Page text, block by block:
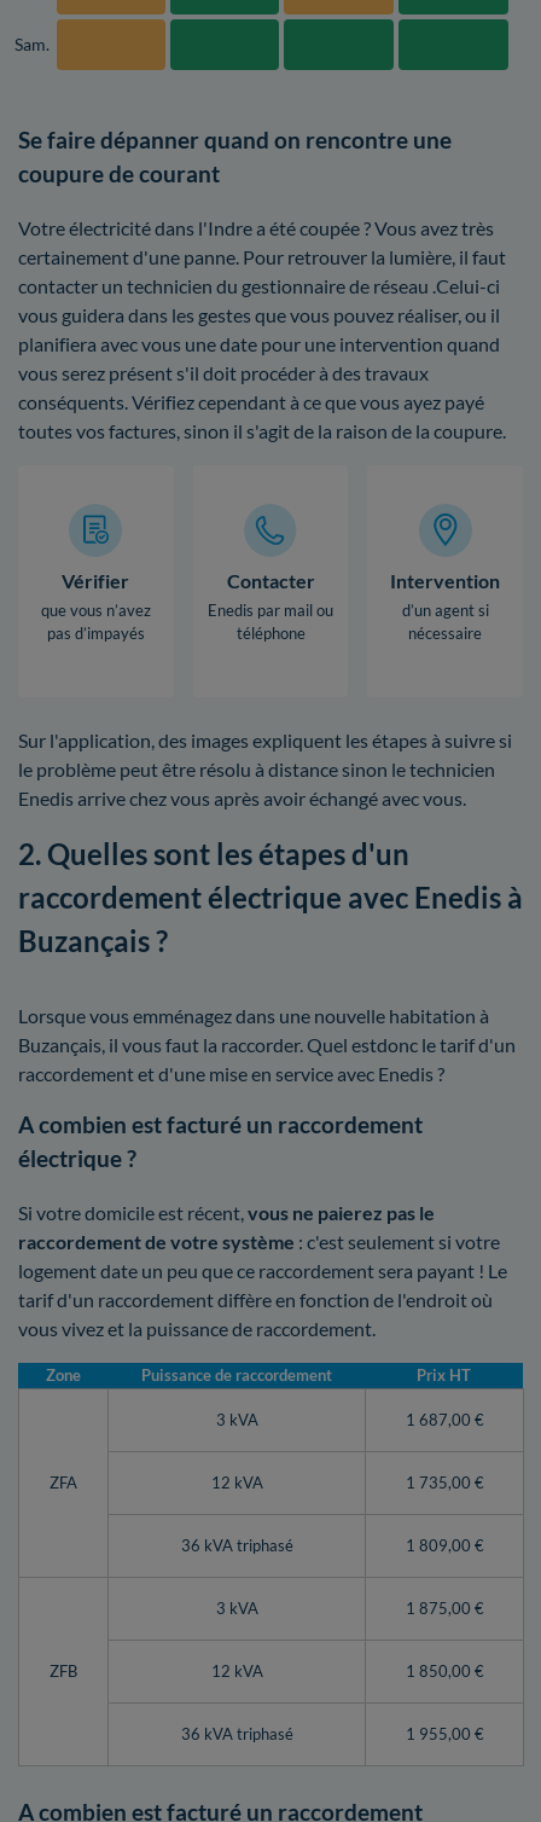
Sam.
Se faire dépanner quand on rencontre une
coupure de courant
Votre électricité dans l'Indre a été coupée ? Vous avez très
certainement d'une panne. Pour retrouver la lumière, il faut
contacter un technicien du gestionnaire de réseau .Celui-ci
vous guidera dans les gestes que vous pouvez réaliser, ou il
planifiera avec vous une date pour une intervention quand
vous serez présent s'il doit procéder à des travaux
conséquents. Vérifiez cependant à ce que vous ayez payé
toutes vos factures, sinon il s'agit de la raison de la coupure.
Vérifier
que vous n’avez
pas d’impayés
Contacter
Enedis par mail ou
téléphone
Intervention
d’un agent si
nécessaire
Sur l'application, des images expliquent les étapes à suivre si
le problème peut être résolu à distance sinon le technicien
Enedis arrive chez vous après avoir échangé avec vous.
2. Quelles sont les étapes d'un
raccordement électrique avec Enedis à
Buzançais ?
Lorsque vous emménagez dans une nouvelle habitation à
Buzançais, il vous faut la raccorder. Quel estdonc le tarif d'un
raccordement et d'une mise en service avec Enedis ?
A combien est facturé un raccordement
électrique ?
Si votre domicile est récent,vous ne paierez pas le
raccordement de votre système : c'est seulement si votre
logement date un peu que ce raccordement sera payant ! Le
tarif d'un raccordement diffère en fonction de l'endroit où
vous vivez et la puissance de raccordement.
Zone Puissance de raccordement Prix HT
ZFA
3 kVA 1 687,00 €
12 kVA 1 735,00 €
36 kVA triphasé 1 809,00 €
ZFB
3 kVA 1 875,00 €
12 kVA 1 850,00 €
36 kVA triphasé 1 955,00 €
A combien est facturé un raccordement